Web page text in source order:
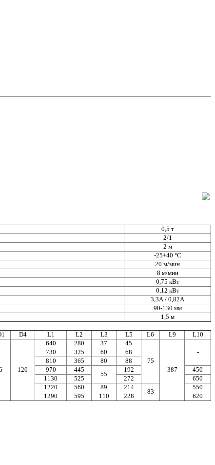
0,5 т
2/1
2 м
-25+40 °С
20 м/мин
8 м/мин
0,75 кВт
0,12 кВт
3,3А / 0,82А
90-130 мм
1,5 м
D4 L1 L2 L3 L5 L6 L9
L10
120
640 280 37 45
75
387
-
730 325 60
68
810 365 80
88
970 445
55
192
450
1130 525 272
650
1220 560 89 214
83
550
1290 595 110 228 620